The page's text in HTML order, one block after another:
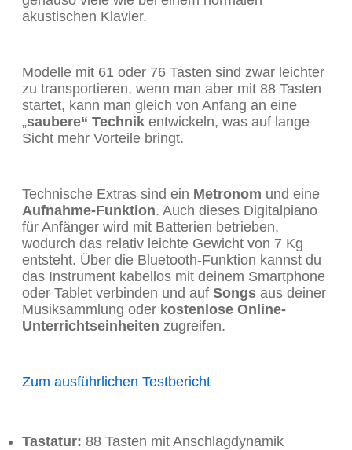
akustischen Klavier.
Modelle mit 61 oder 76 Tasten sind zwar leichter
zu transportieren, wenn man aber mit 88 Tasten
startet, kann man gleich von Anfang an eine
„saubere“ Technik entwickeln, was auf lange
Sicht mehr Vorteile bringt.
Technische Extras sind ein Metronom und eine
Aufnahme-Funktion. Auch dieses Digitalpiano
für Anfänger wird mit Batterien betrieben,
wodurch das relativ leichte Gewicht von 7 Kg
entsteht. Über die Bluetooth-Funktion kannst du
das Instrument kabellos mit deinem Smartphone
oder Tablet verbinden und auf Songs aus deiner
Musiksammlung oder kostenlose Online-
Unterrichtseinheiten zugreifen.
Zum ausführlichen Testbericht
Tastatur: 88 Tasten mit Anschlagdynamik